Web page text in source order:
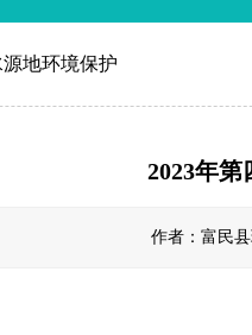
地环境保护
2023年
作者：富民